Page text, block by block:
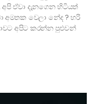
ඒවා දැනගෙන හිටියත්
අමතක වෙලා නේද ? හරි
අපිට කරන්න පුළුවන්